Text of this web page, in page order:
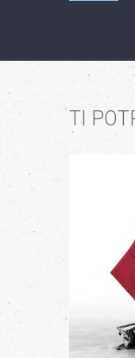
TI